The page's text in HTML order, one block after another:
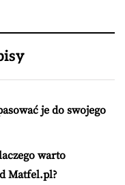
je do swojego
warto
Matfel.pl?